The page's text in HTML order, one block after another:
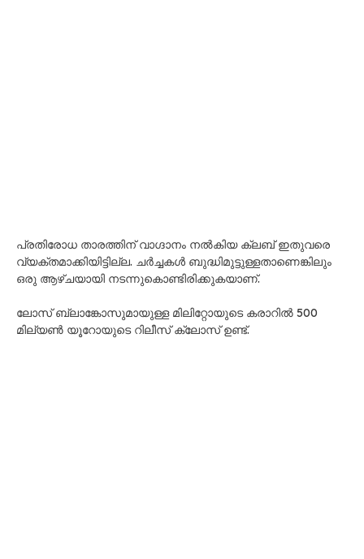
പ്രതിരോധ താരത്തിന് വാഗ്ദാനം നൽകിയ ക്ലബ് ഇതുവരെ
വ്യക്തമാക്കിയിട്ടില്ല. ചർച്ചകൾ ബുദ്ധിമുട്ടുള്ളതാണെങ്കിലും
ഒരു ആഴ്ചയായി നടന്നുകൊണ്ടിരിക്കുകയാണ്.
ലോസ് ബ്ലാങ്കോസുമായുള്ള മിലിറ്റോയുടെ കരാറിൽ 500
മില്യൺ യൂറോയുടെ റിലീസ് ക്ലോസ് ഉണ്ട്.